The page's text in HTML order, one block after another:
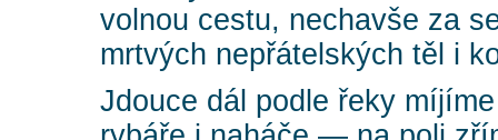
volnou cestu, nechavše za
mrtvých nepřátelských těl i
Jdouce dál podle řeky